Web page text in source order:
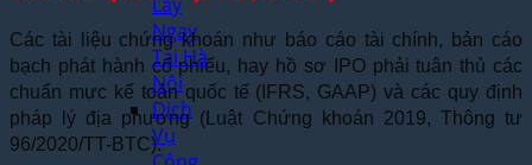
Ngay
Tại Hà
Nội
Dịch
Vụ
Các tài liệu chứng khoán như báo cáo tài chính, bản cáo
bạch phát hành cổ phiếu, hay hồ sơ IPO phải tuân thủ các
chuẩn mực kế toán quốc tế (IFRS, GAAP) và các quy định
pháp lý địa phương (Luật Chứng khoán 2019, Thông tư
96/2020/TT-BTC).